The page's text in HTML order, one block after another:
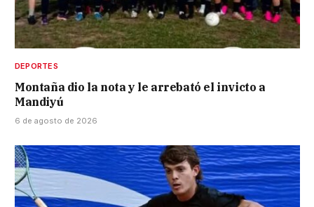
DEPORTES
Montaña dio la nota y le arrebató el invicto a
Mandiyú
6 de agosto de 2026